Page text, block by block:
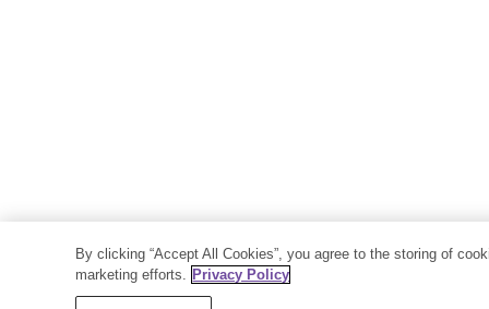
By clicking “Accept All Cookies”, you agree to the storing of
marketing efforts. Privacy Policy